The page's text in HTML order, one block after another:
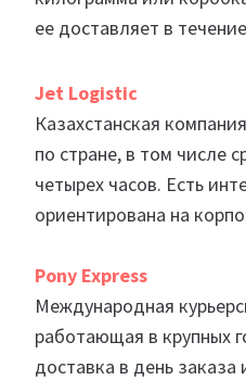
ее доставляет в
Jet Logistic
Казахстанская
по стране, в том числе
четырех часов. Есть
ориентирована на
Pony Express
Международная
работающая в крупных
доставка в день